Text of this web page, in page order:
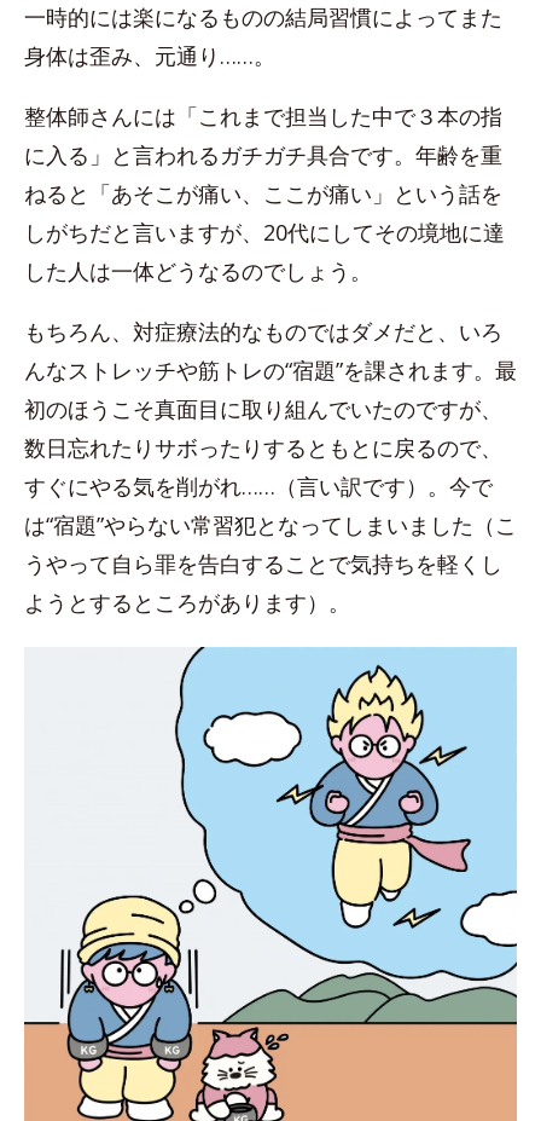
一時的には楽になるものの結局習慣によってまた
身体は歪み、元通り……。
整体師さんには「これまで担当した中で３本の指
に入る」と言われるガチガチ具合です。年齢を重
ねると「あそこが痛い、ここが痛い」という話を
しがちだと言いますが、20代にしてその境地に達
した人は一体どうなるのでしょう。
もちろん、対症療法的なものではダメだと、いろ
んなストレッチや筋トレの“宿題”を課されます。最
初のほうこそ真面目に取り組んでいたのですが、
数日忘れたりサボったりするともとに戻るので、
すぐにやる気を削がれ……（言い訳です）。今で
は“宿題”やらない常習犯となってしまいました（こ
うやって自ら罪を告白することで気持ちを軽くし
ようとするところがあります）。